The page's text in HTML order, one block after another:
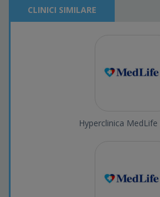
CLINICI SIMILARE
Hyperclinica